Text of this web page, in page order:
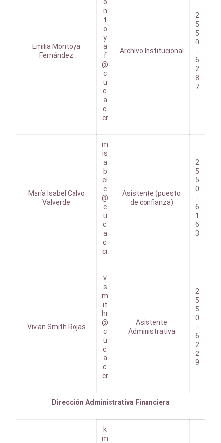
Emilia Montoya
Fernández
o
n
t
o
y
a
f
@
c
u
c.
a
c.
cr
Archivo Institucional
2
5
5
0
-
6
2
8
7
María Isabel Calvo
Valverde
m
is
a
b
el
c
@
c
u
c.
a
c.
cr
Asistente (puesto
de confianza)
2
5
5
0
-
6
1
6
3
Vivian Smith Rojas
v
s
m
it
hr
@
c
u
c.
a
c.
cr
Asistente
Administrativa
2
5
5
0
-
6
2
2
9
Dirección Administrativa Financiera
k
m